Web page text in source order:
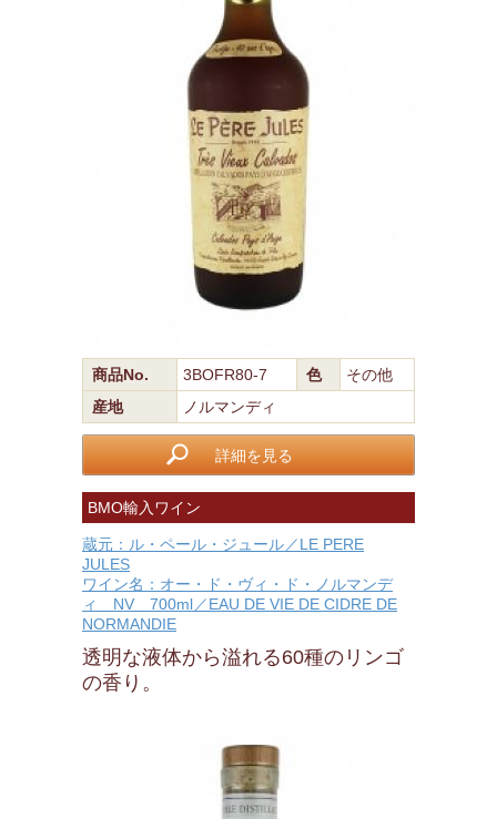
商品No. 3BOFR80-7 色
その他
産地
ノルマンディ
詳細を見る
BMO輸入ワイン
蔵元：ル・ペール・ジュール／LE PERE
JULES
ワイン名：オー・ド・ヴィ・ド・ノルマンデ
ィ NV 700ml／EAU DE VIE DE CIDRE DE
NORMANDIE
透明な液体から溢れる60種のリンゴ
の香り。